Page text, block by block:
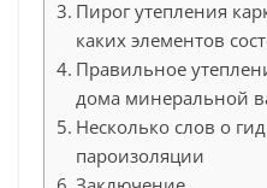
Пирог утепления
каких элементов
Правильное
дома минеральной
Несколько слов о
пароизоляции